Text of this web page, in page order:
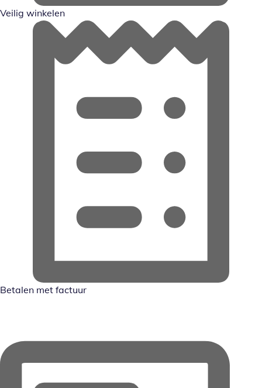
Veilig winkelen
Betalen met factuur